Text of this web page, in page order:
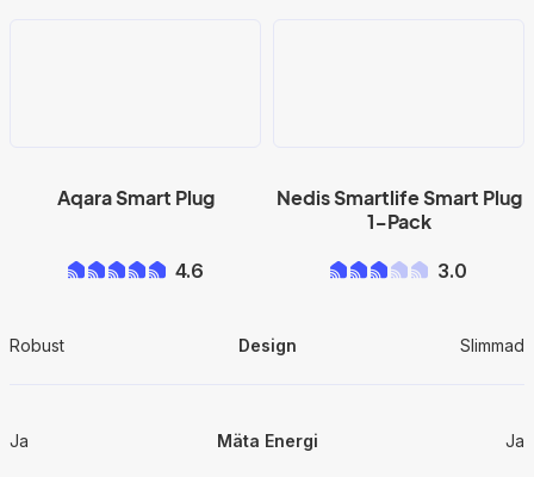
Aqara Smart Plug
4.6
Nedis Smartlife Smart Plug
1-Pack
3.0
Robust Design Slimmad
Ja Mäta Energi Ja